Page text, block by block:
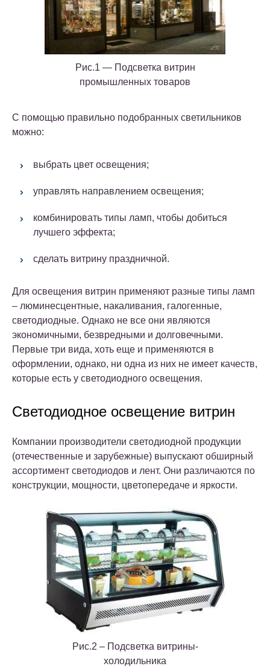
Рис.1 — Подсветка витрин
промышленных товаров
С помощью правильно подобранных светильников
можно:
выбрать цвет освещения;
управлять направлением освещения;
комбинировать типы ламп, чтобы добиться
лучшего эффекта;
сделать витрину праздничной.
Для освещения витрин применяют разные типы ламп
– люминесцентные, накаливания, галогенные,
светодиодные. Однако не все они являются
экономичными, безвредными и долговечными.
Первые три вида, хоть еще и применяются в
оформлении, однако, ни одна из них не имеет качеств,
которые есть у светодиодного освещения.
Светодиодное освещение витрин
Компании производители светодиодной продукции
(отечественные и зарубежные) выпускают обширный
ассортимент светодиодов и лент. Они различаются по
конструкции, мощности, цветопередаче и яркости.
Рис.2 – Подсветка витрины-
холодильника